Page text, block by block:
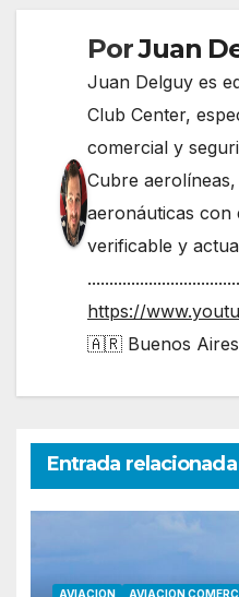
PorJuan
Juan Delguy es
Club Center,
comercial y
Cubre
aeronáuticas
verificable y
https://
🇦🇷 Buenos Aires
Entrada relacionada
AVIACION AVIACION